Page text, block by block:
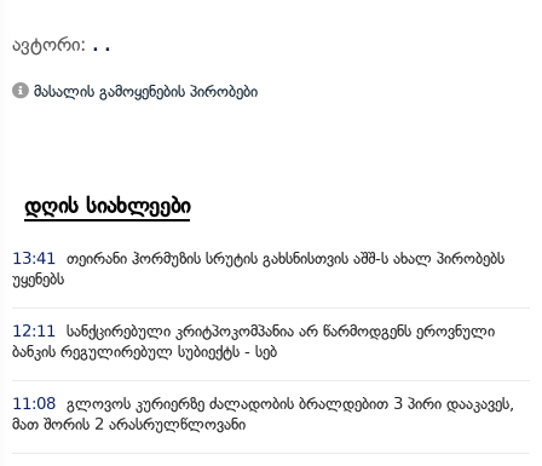
ავტორი: . .
მასალის გამოყენების პირობები
დღის სიახლეები
13:41 თეირანი ჰორმუზის სრუტის გახსნისთვის აშშ-ს ახალ პირობებს
უყენებს
12:11 სანქცირებული კრიტპოკომპანია არ წარმოდგენს ეროვნული
ბანკის რეგულირებულ სუბიექტს - სებ
11:08 გლოვოს კურიერზე ძალადობის ბრალდებით 3 პირი დააკავეს,
მათ შორის 2 არასრულწლოვანი